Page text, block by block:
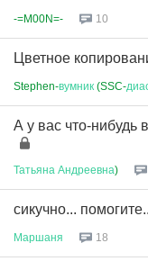
-=M00N=- 10
Цветное
Stephen-вумник (SSC-
А у вас что-нибудь
Татьяна Андреевна)
сикучно...
Маршаня 18